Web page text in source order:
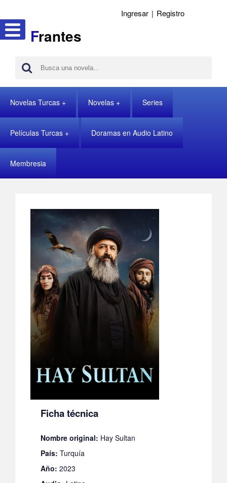
Frantes
Ingresar | Registro
Novelas Turcas Novelas Series
Películas Turcas Doramas en Audio Latino
Membresia
Ficha técnica
Nombre original: Hay Sultan
País: Turquía
Año: 2023